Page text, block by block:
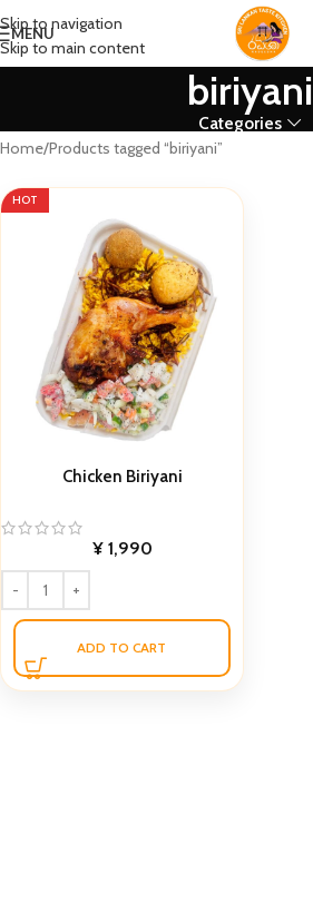
Skip to navigation
Skip to main content
MENU
biriyani
Categories
Home Products tagged “biriyani”
HOT
Chicken Biriyani
¥1,990
ADD TO CART